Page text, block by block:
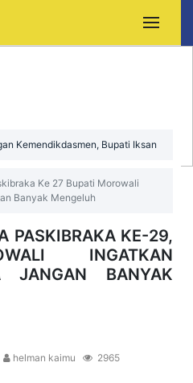
Bungku Timur
Ke 27 Bupati Morowali
Banyak Mengeluh
PASKIBRAKA KE-29,
INGATKAN
JANGAN BANYAK
helman kaimu 2965